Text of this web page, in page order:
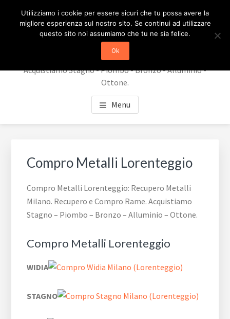
RECUPERO METALLI
MILANO
Recupero Metalli Milano. Recupero e Compro Rame.
Acquistiamo Stagno - Piombo - Bronzo - Alluminio -
Ottone.
Menu
Compro Metalli Lorenteggio
Compro Metalli Lorenteggio: Recupero Metalli
Milano. Recupero e Compro Rame. Acquistiamo
Stagno – Piombo – Bronzo – Alluminio – Ottone.
Compro Metalli Lorenteggio
WIDIA
STAGNO
Utilizziamo i cookie per essere sicuri che tu possa avere la
migliore esperienza sul nostro sito. Se continui ad utilizzare
questo sito noi assumiamo che tu ne sia felice.
Ok